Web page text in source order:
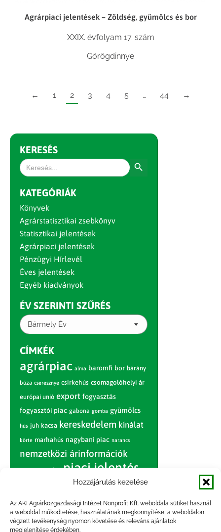
Hozzájárulás kezelése
Az AKI Agrárközgazdasági Intézet Nonprofit Kft. weboldala sütiket használ
a weboldal működtetése, használatának megkönnyítése, a weboldalon
végzett tevékenység nyomon követése és releváns ajánlatok
megjelenítése érdekében.
Agrárpiaci jelentések – Zöldség, gyümölcs és bor
XXIX. évfolyam 17. szám
Görögdinnye
← 1 2 3 4 5 … 44 →
KERESÉS
Search
for:
KATEGÓRIÁK
Könyvek
Agrárstatisztikai zsebkönyv
Statisztikai jelentések
Agrárpiaci jelentések
Pénzügyi Hírlevél
Éves jelentések
Egyéb kiadványok
ÉV SZERINTI SZŰRÉS
Bármely Év
CÍMKÉK
agrárpiac alma baromfi bor bárány
búza cseresznye csirkehús csomagolóhelyi ár
európai unió export fogyasztás
fogyasztói piac gabona gomba gyümölcs
hús juh kacsa kereskedelem kínálat
körte marhahús nagybani piac narancs
nemzetközi árinformációk
piac piaci jelentés
sertés sertéshús
szarvasmarha termelés termelői
ár tojás világpiac
vágóbárány